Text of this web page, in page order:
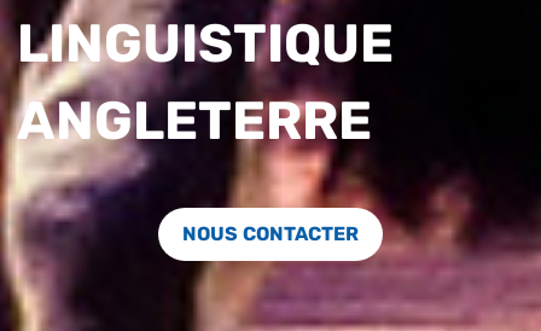
LINGUISTIQUE
ANGLETERRE
NOUS CONTACTER